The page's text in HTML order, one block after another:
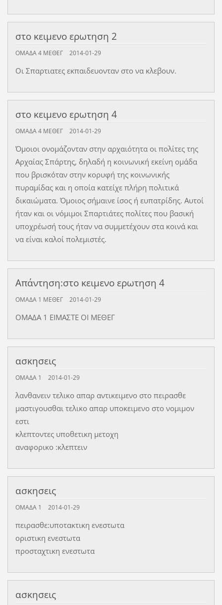
στο κειμενο ερωτηση 2
ΟΜΑΔΑ 4 ΜΕΘΕΓ 2014-01-29
Οι Σπαρτιατες εκπαιδευονταν στο να κλεβουν.
στο κειμενο ερωτηση 4
ΟΜΑΔΑ 4 ΜΕΘΕΓ 2014-01-29
Όμοιοι ονομάζονταν στην αρχαιότητα οι πολίτες της
Αρχαίας Σπάρτης, δηλαδή η κοινωνική εκείνη ομάδα
που βρισκόταν στην κορυφή της κοινωνικής
πυραμίδας και η οποία κατείχε πλήρη πολιτικά
δικαιώματα. Όμοιος σήμαινε ίσος ή ευπατρίδης. Αυτοί
ήταν και οι νόμιμοι Σπαρτιάτες πολίτες που βασική
υποχρέωσή τους ήταν να συμμετέχουν στα κοινά και
να είναι καλοί πολεμιστές.
Απάντηση:στο κειμενο ερωτηση 4
ΟΜΑΔΑ 1 ΜΕΘΕΓ 2014-01-29
ΟΜΑΔΑ 1 ΕΙΜΑΣΤΕ ΟΙ ΜΕΘΕΓ
ασκησεις
ΟΜΑΔΑ 1 2014-01-29
λανθανειν τελικο απαρ αντικειμενο στο πειρασθε
μαστιγουσθαι τελικο απαρ υποκειμενο στο νομιμον
εστι
κλεπτοντες υποθετικη μετοχη
αναφορικο :κλεπτειν
ασκησεις
ΟΜΑΔΑ 1 2014-01-29
πειρασθε:υποτακτικη ενεστωτα
οριστικη ενεστωτα
προσταχτικη ενεστωτα
ασκησεις